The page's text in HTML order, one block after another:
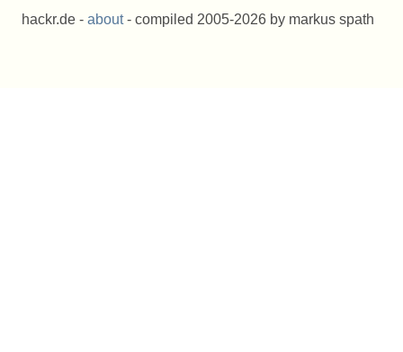
hackr.de - about- compiled 2005-2026 by markus spath